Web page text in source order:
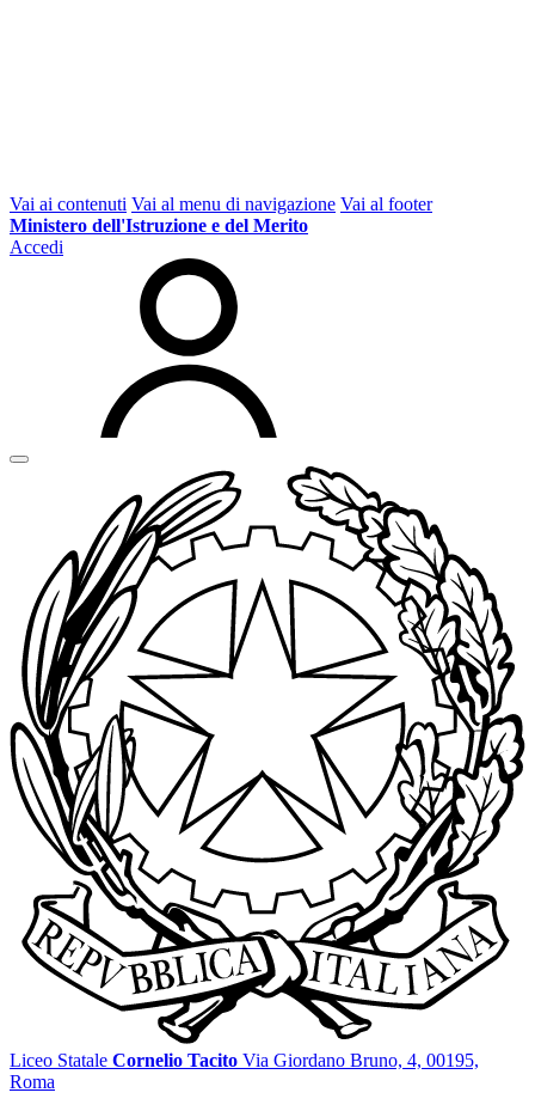
Vai ai contenuti Vai al menu di navigazione Vai al footer
Ministero dell'Istruzione e del Merito
Accedi
Liceo Statale Cornelio Tacito Via Giordano Bruno, 4, 00195,
Roma